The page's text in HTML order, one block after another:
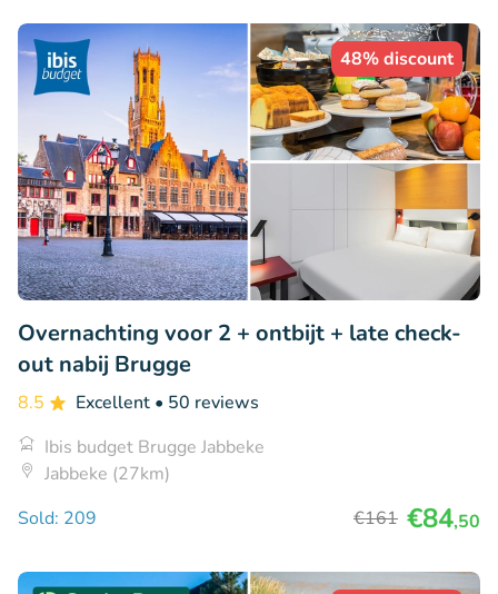
48% discount
Overnachting voor 2 + ontbijt + late check-
out nabij Brugge
8.5 Excellent • 50 reviews
Ibis budget Brugge Jabbeke
Jabbeke (27km)
Sold: 209
€161 €84,50